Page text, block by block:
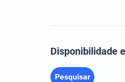
Disponibilidade
Pesquisar